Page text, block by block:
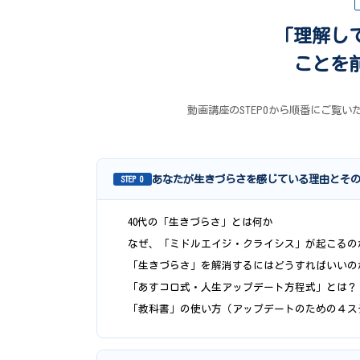
「理解し
ことを
動画講座のSTEP0から順番にご覧い
STEP 0 あなたが生きづらさを感じている理由とそ
40代の「生きづらさ」とは何か
なぜ、「ミドルエイジ・クライシス」が起こるの
「生きづらさ」を解消するにはどうすればいいの
「あすコロ式・人生アップデート方程式」とは？
「教科書」の使い方（アップデートのための４